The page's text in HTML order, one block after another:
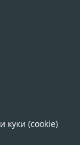
куки (cookie)